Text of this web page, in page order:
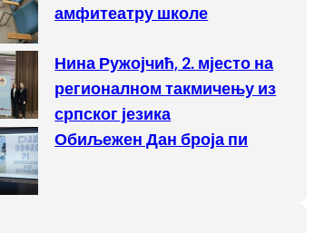
амфитеатру школе
Нина Ружојчић, 2. мјесто на
регионалном такмичењу из
српског језика
Обиљежен Дан броја пи